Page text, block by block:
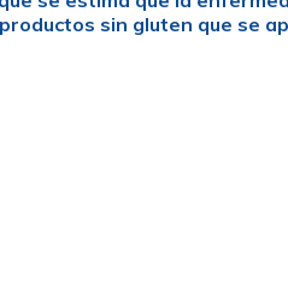
sin gluten que se